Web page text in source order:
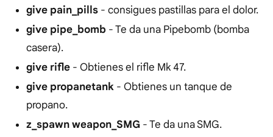
give pain_pills- consigues pastillas para el dolor.
give pipe_bomb - Te da una Pipebomb (bomba
casera).
give rifle- Obtienes el rifle Mk 47.
give propanetank- Obtienes un tanque de
propano.
z_spawn weapon_SMG- Te da una SMG.